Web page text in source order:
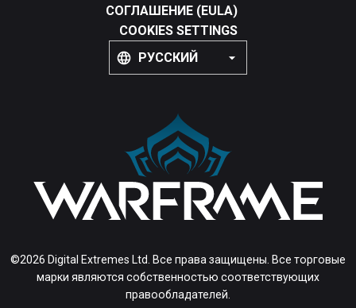
СОГЛАШЕНИЕ (EULA)
COOKIES SETTINGS
РУССКИЙ
©2026 Digital Extremes Ltd. Все права защищены. Все торговые
марки являются собственностью соответствующих
правообладателей.